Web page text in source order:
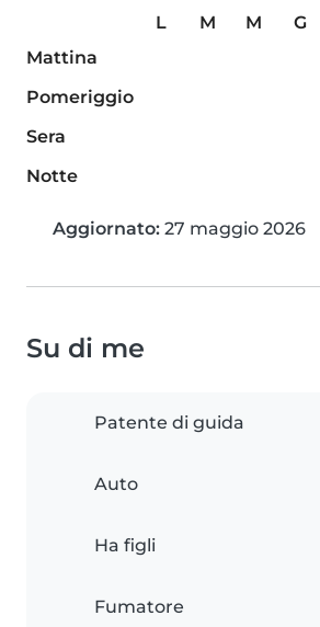
L M M G
Mattina
Pomeriggio
Sera
Notte
Aggiornato: 27 maggio 2026
Su di me
Patente di guida
Auto
Ha figli
Fumatore